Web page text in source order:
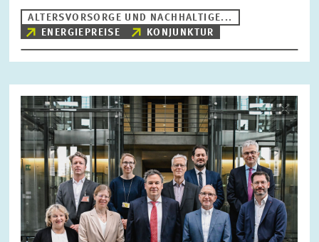
ALTERSVORSORGE UND NACHHALTIGE...
ENERGIEPREISE
KONJUNKTUR
öffnet
in
vergrößerter
Ansicht